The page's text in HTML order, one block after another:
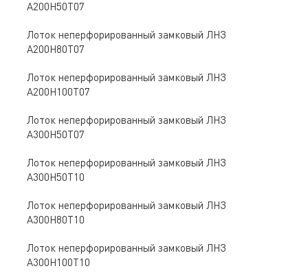
A200Н50Т07
Лоток неперфорированный замковый ЛНЗ
A200Н80Т07
Лоток неперфорированный замковый ЛНЗ
A200Н100Т07
Лоток неперфорированный замковый ЛНЗ
A300Н50Т07
Лоток неперфорированный замковый ЛНЗ
A300Н50Т10
Лоток неперфорированный замковый ЛНЗ
A300Н80Т10
Лоток неперфорированный замковый ЛНЗ
A300Н100Т10